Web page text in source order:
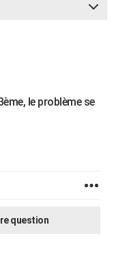
le problème se
question